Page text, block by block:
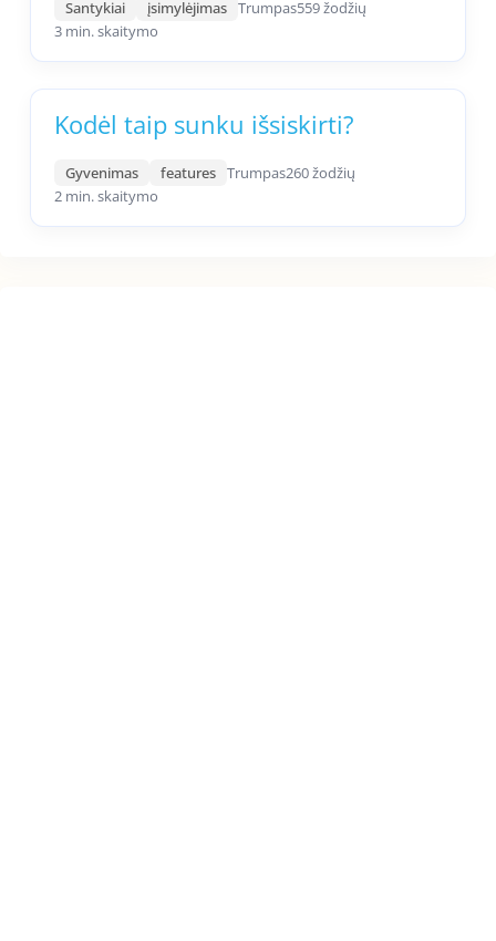
Santykiai įsimylėjimas Trumpas559 žodžių
3 min. skaitymo
Kodėl taip sunku išsiskirti?
Gyvenimas features Trumpas260 žodžių
2 min. skaitymo